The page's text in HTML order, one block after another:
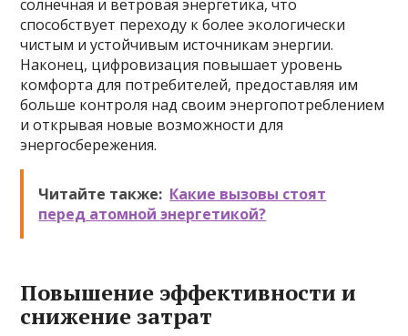
солнечная и ветровая энергетика, что
способствует переходу к более экологически
чистым и устойчивым источникам энергии.
Наконец, цифровизация повышает уровень
комфорта для потребителей, предоставляя им
больше контроля над своим энергопотреблением
и открывая новые возможности для
энергосбережения.
Читайте также: Какие вызовы стоят
перед атомной энергетикой?
Повышение эффективности и
снижение затрат